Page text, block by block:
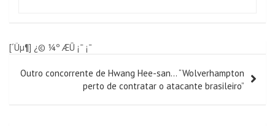
Navegação
de
[´Üµ¶] ¿© ¼º ÆÛ ¡¯ ¡¯
Outro concorrente de Hwang Hee-san… “Wolverhampton
perto de contratar o atacante brasileiro”